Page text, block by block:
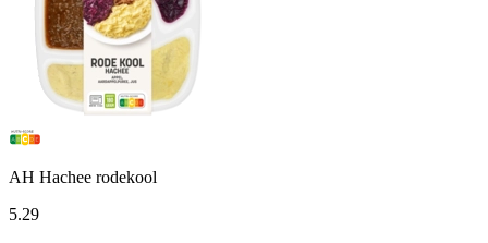
AH Hachee rodekool
5.29